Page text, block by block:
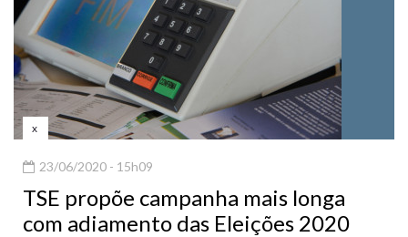
x
23/06/2020 - 15h09
TSE propõe campanha mais longa
com adiamento das Eleições 2020